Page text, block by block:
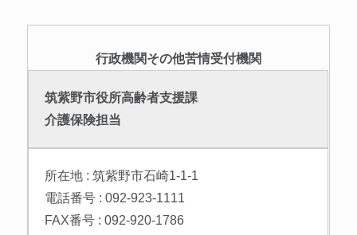
行政機関その他苦情受付機関
筑紫野市役所高齢者支援課
介護保険担当
所在地 : 筑紫野市石崎1-1-1
電話番号 : 092-923-1111
FAX番号 : 092-920-1786